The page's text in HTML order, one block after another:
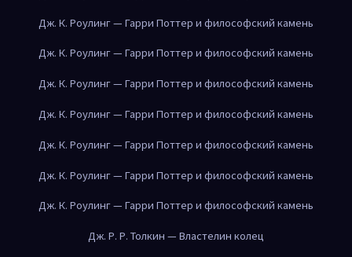
Дж. К. Роулинг — Гарри Поттер и философский камень
Дж. К. Роулинг — Гарри Поттер и философский камень
Дж. К. Роулинг — Гарри Поттер и философский камень
Дж. К. Роулинг — Гарри Поттер и философский камень
Дж. К. Роулинг — Гарри Поттер и философский камень
Дж. К. Роулинг — Гарри Поттер и философский камень
Дж. К. Роулинг — Гарри Поттер и философский камень
Дж. Р. Р. Толкин — Властелин колец